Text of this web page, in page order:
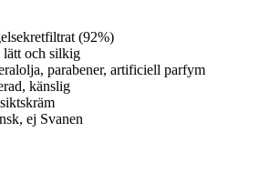
(92%)
lätt och silkig
parabener, artificiell parfym
känslig
ej Svanen